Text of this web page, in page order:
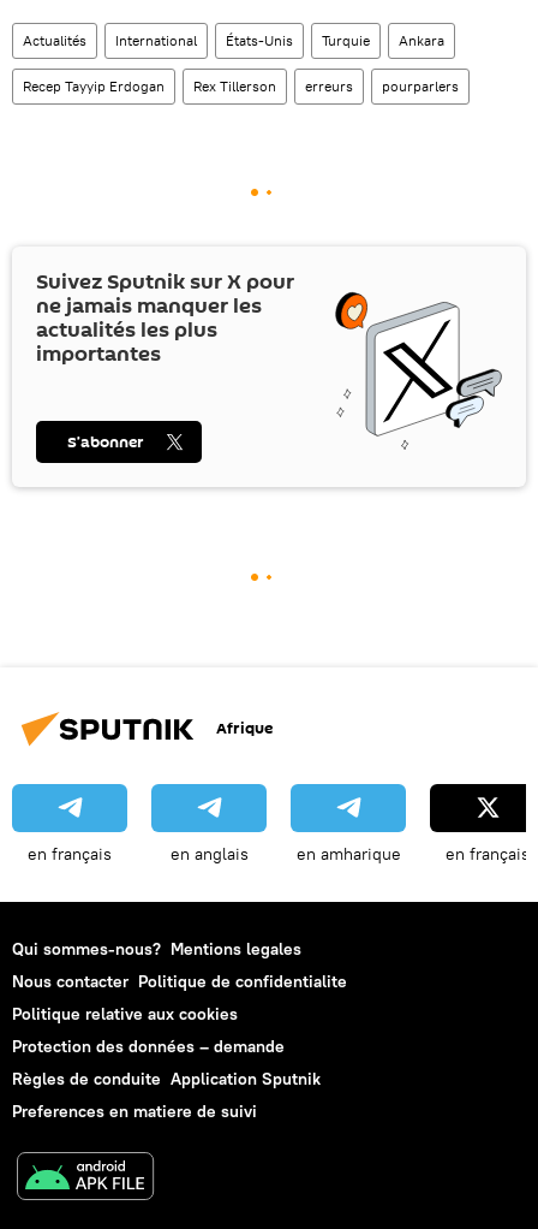
Actualités International États-Unis Turquie Ankara
Recep Tayyip Erdogan Rex Tillerson erreurs pourparlers
Suivez Sputnik surX pour
ne jamais manquer les
actualités les plus
importantes
S’abonner
Afrique
en français en anglais en amharique en français
Qui sommes-nous? Mentions legales
Nous contacter Politique de confidentialite
Politique relative aux cookies
Protection des données – demande
Règles de conduite Application Sputnik
Preferences en matiere de suivi